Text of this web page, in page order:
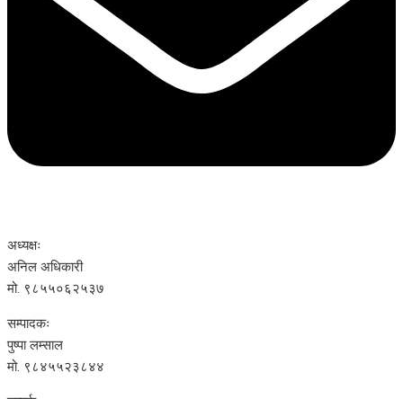
अध्यक्षः
अनिल अधिकारी
मो. ९८५५०६२५३७
सम्पादकः
पुष्पा लम्साल
मो. ९८४५५२३८४४